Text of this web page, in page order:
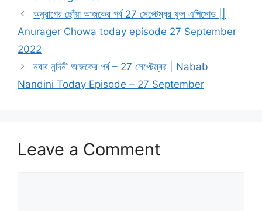
অনুরাগের ছোঁয়া আজকের পর্ব 27 সেপ্টেম্বর ফুল এপিসোড ||
Anurager Chowa today episode 27 September
2022
নবাব নন্দিনী আজকের পর্ব – 27 সেপ্টেম্বর | Nabab
Nandini Today Episode – 27 September
Leave a Comment